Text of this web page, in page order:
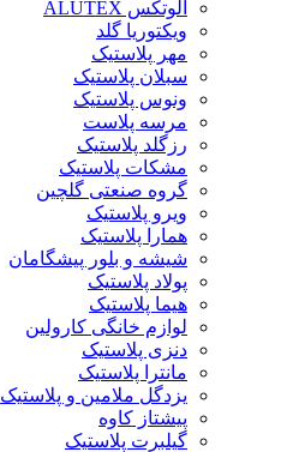
آلوتکس ALUTEX
ویکتوریا گلد
مهر پلاستیک
سبلان پلاستیک
ونوس پلاستیک
مرسه پلاست
رزگلد پلاستیک
مشکات پلاستیک
گروه صنعتی گلچین
ویرو پلاستیک
همارا پلاستیک
شیشه و بلور پیشگامان
پولاد پلاستیک
هیما پلاستیک
لوازم خانگی کارولین
دنزی پلاستیک
مانترا پلاستیک
یزدگل ملامین و پلاستیک
پیشتاز کاوه
گیلبرت پلاستیک